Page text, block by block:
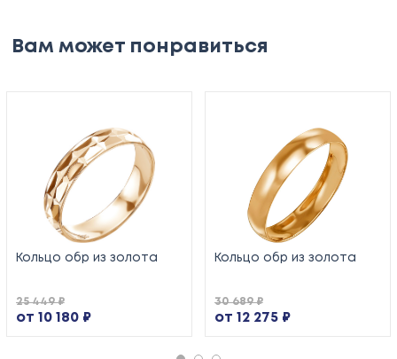
Вам может понравиться
Кольцо обр из золота
от 10 180 ₽
25 449 ₽
Кольцо обр из золота
от 12 275 ₽
30 689 ₽